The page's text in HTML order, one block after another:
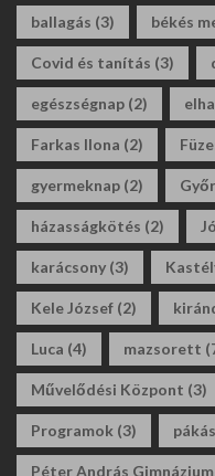
ballagás (3) békés
Covid és tanítás (3)
egészségnap (2)
Farkas Ilona (2)
gyermeknap (2)
házasságkötés (2)
karácsony (3)
Kele József (2)
Luca (4) mazsorett
Művelődési Központ (3)
Programok (3)
Péter András Gimnázium